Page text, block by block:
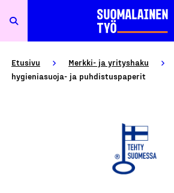
Etusivu Merkki- ja yrityshaku
hygieniasuoja- ja puhdistuspaperit